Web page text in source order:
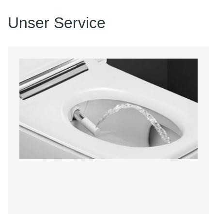
Unser Service